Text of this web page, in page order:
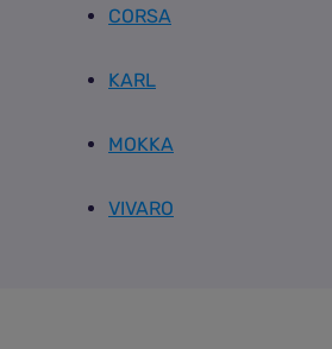
CORSA
KARL
MOKKA
VIVARO